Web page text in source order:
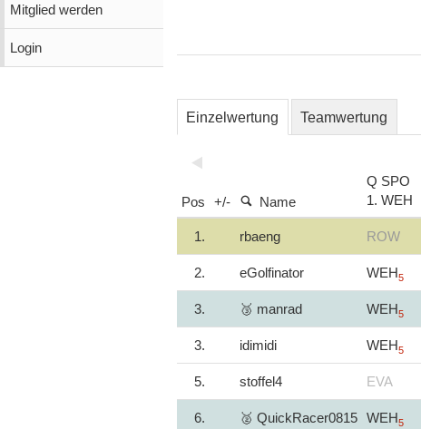
Mitglied werden
Login
Einzelwertung Teamwertung
Pos +/- Name
Q SPO
1. WEH
1. rbaeng ROW
2. eGolfinator WEH5
3. 🥉 manrad WEH5
3. idimidi WEH5
5. stoffel4 EVA
6. 🥈 QuickRacer0815 WEH5